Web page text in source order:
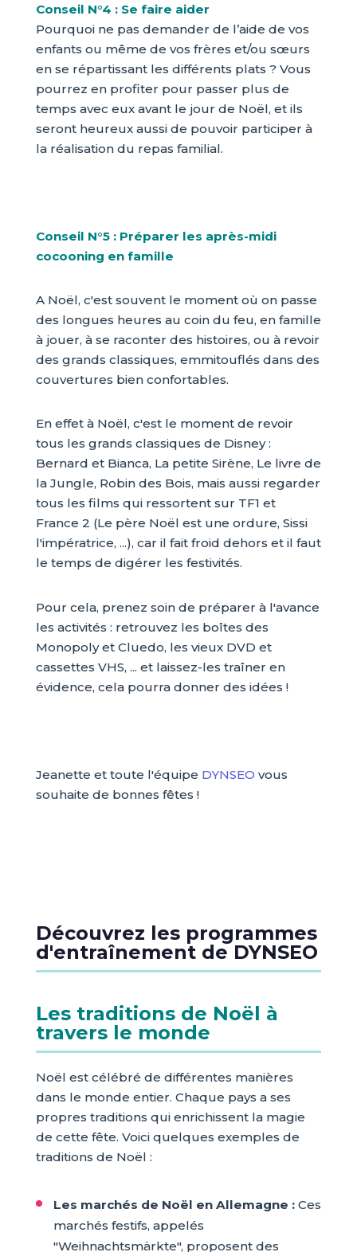
Conseil N°4 : Se faire aider
Pourquoi ne pas demander de l’aide de vos
enfants ou même de vos frères et/ou sœurs
en se répartissant les différents plats ? Vous
pourrez en profiter pour passer plus de
temps avec eux avant le jour de Noël, et ils
seront heureux aussi de pouvoir participer à
la réalisation du repas familial.
Conseil N°5 : Préparer les après-midi
cocooning en famille
A Noël, c'est souvent le moment où on passe
des longues heures au coin du feu, en famille
à jouer, à se raconter des histoires, ou à revoir
des grands classiques, emmitouflés dans des
couvertures bien confortables.
En effet à Noël, c'est le moment de revoir
tous les grands classiques de Disney :
Bernard et Bianca, La petite Sirène, Le livre de
la Jungle, Robin des Bois, mais aussi regarder
tous les films qui ressortent sur TF1 et
France 2 (Le père Noël est une ordure, Sissi
l'impératrice, ...), car il fait froid dehors et il faut
le temps de digérer les festivités.
Pour cela, prenez soin de préparer à l'avance
les activités : retrouvez les boîtes des
Monopoly et Cluedo, les vieux DVD et
cassettes VHS, ... et laissez-les traîner en
évidence, cela pourra donner des idées !
Jeanette et toute l'équipe DYNSEO vous
souhaite de bonnes fêtes !
Découvrez les programmes
d'entraînement de DYNSEO
Les traditions de Noël à
travers le monde
Noël est célébré de différentes manières
dans le monde entier. Chaque pays a ses
propres traditions qui enrichissent la magie
de cette fête. Voici quelques exemples de
traditions de Noël :
Les marchés de Noël en Allemagne :Ces
marchés festifs, appelés
"Weihnachtsmärkte", proposent des